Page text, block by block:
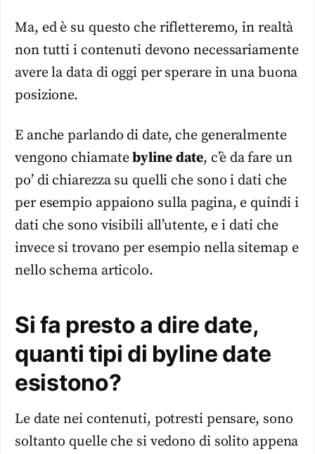
Ma, ed è su questo che rifletteremo, in realtà
non tutti i contenuti devono necessariamente
avere la data di oggi per sperare in una buona
posizione.
E anche parlando di date, che generalmente
vengono chiamatebyline date, c’è da fare un
po’ di chiarezza su quelli che sono i dati che
per esempio appaiono sulla pagina, e quindi i
dati che sono visibili all’utente, e i dati che
invece si trovano per esempio nella sitemap e
nello schema articolo.
Si fa presto a dire date,
quanti tipi di byline date
esistono?
Le date nei contenuti, potresti pensare, sono
soltanto quelle che si vedono di solito appena